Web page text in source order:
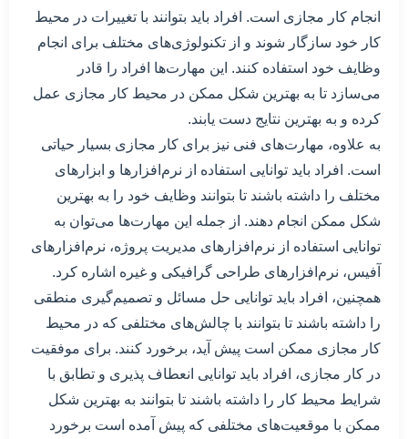
انجام کار مجازی است. افراد باید بتوانند با تغییرات در محیط
کار خود سازگار شوند و از تکنولوژی‌های مختلف برای انجام
وظایف خود استفاده کنند. این مهارت‌ها افراد را قادر
می‌سازد تا به بهترین شکل ممکن در محیط کار مجازی عمل
کرده و به بهترین نتایج دست یابند.
به علاوه، مهارت‌های فنی نیز برای کار مجازی بسیار حیاتی
است. افراد باید توانایی استفاده از نرم‌افزارها و ابزارهای
مختلف را داشته باشند تا بتوانند وظایف خود را به بهترین
شکل ممکن انجام دهند. از جمله این مهارت‌ها می‌توان به
توانایی استفاده از نرم‌افزارهای مدیریت پروژه، نرم‌افزارهای
آفیس، نرم‌افزارهای طراحی گرافیکی و غیره اشاره کرد.
همچنین، افراد باید توانایی حل مسائل و تصمیم‌گیری منطقی
را داشته باشند تا بتوانند با چالش‌های مختلفی که در محیط
کار مجازی ممکن است پیش آید، برخورد کنند. برای موفقیت
در کار مجازی، افراد باید توانایی انعطاف پذیری و تطابق با
شرایط محیط کار را داشته باشند تا بتوانند به بهترین شکل
ممکن با موقعیت‌های مختلفی که پیش آمده است برخورد